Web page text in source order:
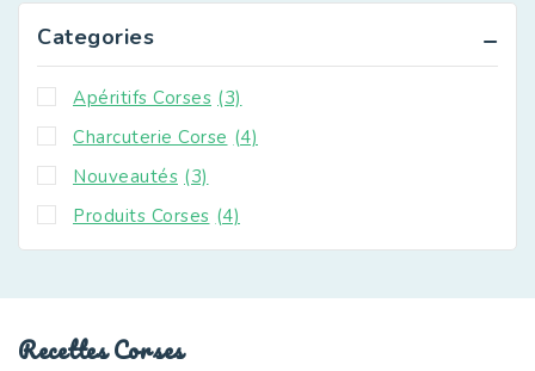
Categories
Apéritifs Corses (3)
Charcuterie Corse (4)
Nouveautés (3)
Produits Corses (4)
Recettes Corses